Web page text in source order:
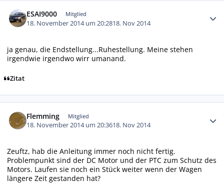
ESAI9000 Mitglied
18. November 2014 um 20:2818. Nov 2014
ja genau, die Endstellung...Ruhestellung. Meine stehen
irgendwie irgendwo wirr umanand.
Zitat
Flemming Mitglied
18. November 2014 um 20:3618. Nov 2014
Zeuftz, hab die Anleitung immer noch nicht fertig.
Problempunkt sind der DC Motor und der PTC zum Schutz des
Motors. Laufen sie noch ein Stück weiter wenn der Wagen
längere Zeit gestanden hat?